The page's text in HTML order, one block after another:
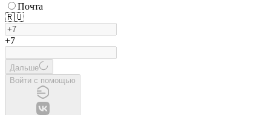
Почта
🇷🇺
+7
Дальше
Войти с помощью